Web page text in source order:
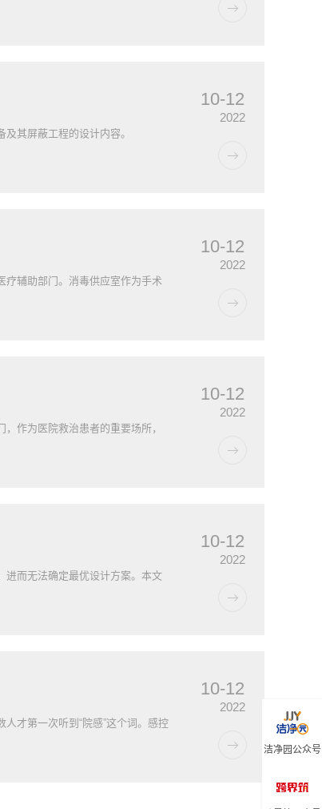
其屏蔽工程的设计内容。
10-12
2022
疗辅助部门。消毒供应室作为手术
10-12
2022
作为医院救治患者的重要场所，
10-12
2022
进而无法确定最优设计方案。本文
10-12
2022
才第一次听到“院感”这个词。感控
10-12
2022
洁净园公众号